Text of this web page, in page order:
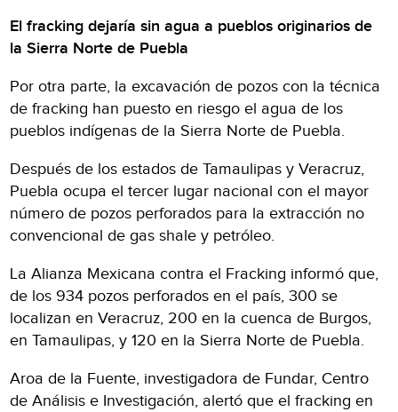
El fracking dejaría sin agua a pueblos originarios de
la Sierra Norte de Puebla
Por otra parte, la excavación de pozos con la técnica
de fracking han puesto en riesgo el agua de los
pueblos indígenas de la Sierra Norte de Puebla.
Después de los estados de Tamaulipas y Veracruz,
Puebla ocupa el tercer lugar nacional con el mayor
número de pozos perforados para la extracción no
convencional de gas shale y petróleo.
La Alianza Mexicana contra el Fracking informó que,
de los 934 pozos perforados en el país, 300 se
localizan en Veracruz, 200 en la cuenca de Burgos,
en Tamaulipas, y 120 en la Sierra Norte de Puebla.
Aroa de la Fuente, investigadora de Fundar, Centro
de Análisis e Investigación, alertó que el fracking en